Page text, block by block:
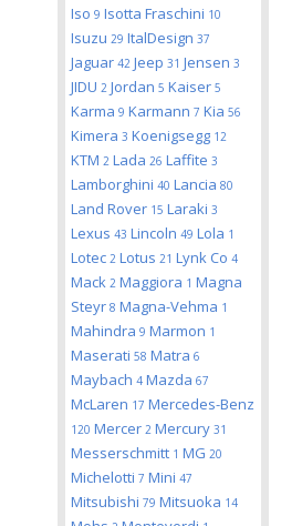
Iso 9 Isotta Fraschini 10
Isuzu 29 ItalDesign 37
Jaguar 42 Jeep 31 Jensen 3
JIDU 2 Jordan 5 Kaiser 5
Karma 9 Karmann 7 Kia 56
Kimera 3 Koenigsegg 12
KTM 2 Lada 26 Laffite 3
Lamborghini 40 Lancia 80
Land Rover 15 Laraki 3
Lexus 43 Lincoln 49 Lola 1
Lotec 2 Lotus 21 Lynk Co 4
Mack 2 Maggiora 1 Magna
Steyr 8 Magna-Vehma 1
Mahindra 9 Marmon 1
Maserati 58 Matra 6
Maybach 4 Mazda 67
McLaren 17 Mercedes-Benz
120 Mercer 2 Mercury 31
Messerschmitt 1 MG 20
Michelotti 7 Mini 47
Mitsubishi 79 Mitsuoka 14